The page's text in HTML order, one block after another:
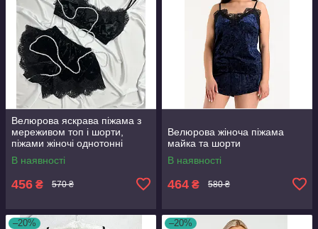
Велюрова яскрава піжама з
мереживом топ і шорти,
піжами жіночі однотонні
В наявності
456 ₴ 570 ₴
Велюрова жіноча піжама
майка та шорти
В наявності
464 ₴ 580 ₴
–20% –20%